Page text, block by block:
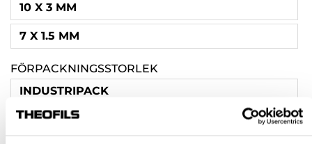
10 X 3 MM
7 X 1.5 MM
FÖRPACKNINGSSTORLEK
INDUSTRIPACK
1000 ST